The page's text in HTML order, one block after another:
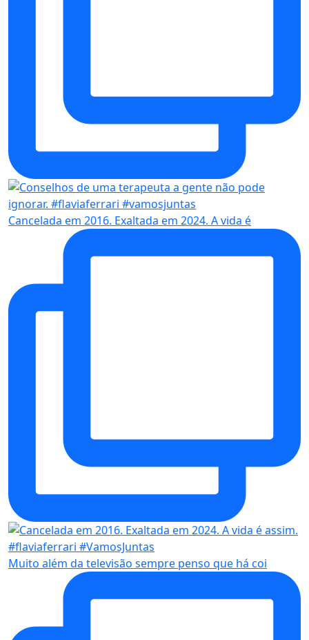
Cancelada em 2016. Exaltada em 2024. A vida é
Muito além da televisão sempre penso que há coi